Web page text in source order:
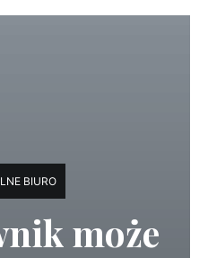
BIURO
może